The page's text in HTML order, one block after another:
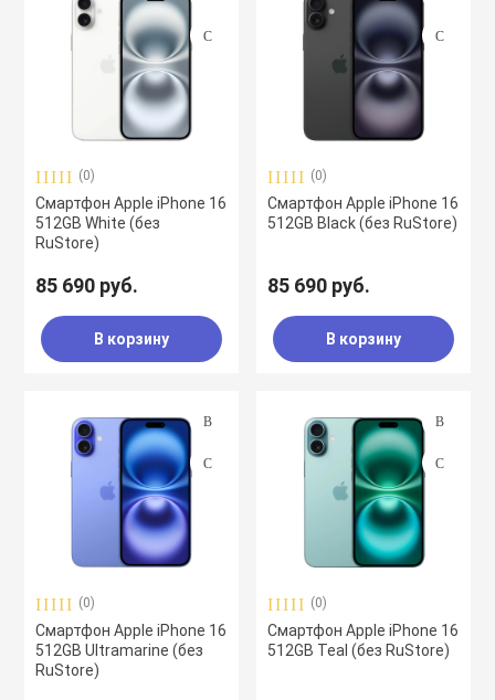
(0)
Смартфон Apple iPhone 16
512GB White (без
RuStore)
85 690 руб.
В корзину
(0)
Смартфон Apple iPhone 16
512GB Black (без RuStore)
85 690 руб.
В корзину
(0)
Смартфон Apple iPhone 16
512GB Ultramarine (без
RuStore)
(0)
Смартфон Apple iPhone 16
512GB Teal (без RuStore)